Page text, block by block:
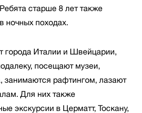
старше 8 лет также
ночных походах.
города Италии и Швейцарии,
посещают музеи,
занимаются рафтингом, лазают
Для них также
экскурсии в Церматт, Тоскану,